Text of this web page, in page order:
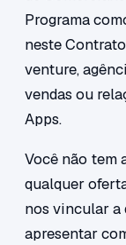
Programa
neste
venture,
vendas ou
Apps.
Você não tem
qualquer
nos vincular a
apresentar